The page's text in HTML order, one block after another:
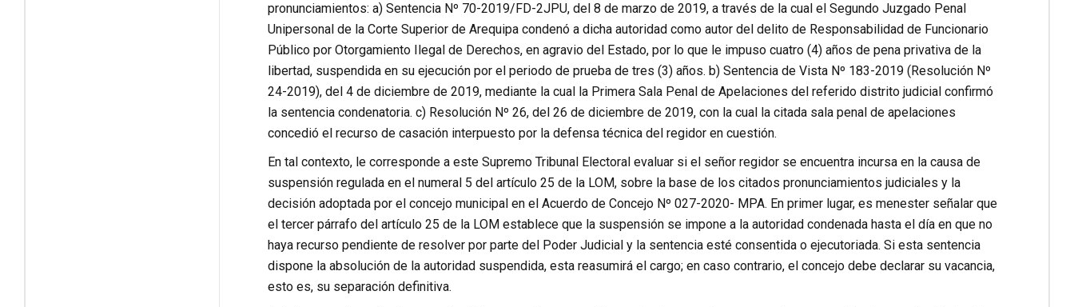
pronunciamientos: a) Sentencia Nº 70-2019/FD-2JPU, del 8 de marzo de 2019, a través de la cual el Segundo Juzgado Penal
Unipersonal de la Corte Superior de Arequipa condenó a dicha autoridad como autor del delito de Responsabilidad de Funcionario
Público por Otorgamiento Ilegal de Derechos, en agravio del Estado, por lo que le impuso cuatro (4) años de pena privativa de la
libertad, suspendida en su ejecución por el periodo de prueba de tres (3) años. b) Sentencia de Vista Nº 183-2019 (Resolución Nº
24-2019), del 4 de diciembre de 2019, mediante la cual la Primera Sala Penal de Apelaciones del referido distrito judicial confirmó
la sentencia condenatoria. c) Resolución Nº 26, del 26 de diciembre de 2019, con la cual la citada sala penal de apelaciones
concedió el recurso de casación interpuesto por la defensa técnica del regidor en cuestión.
En tal contexto, le corresponde a este Supremo Tribunal Electoral evaluar si el señor regidor se encuentra incursa en la causa de
suspensión regulada en el numeral 5 del artículo 25 de la LOM, sobre la base de los citados pronunciamientos judiciales y la
decisión adoptada por el concejo municipal en el Acuerdo de Concejo Nº 027-2020- MPA. En primer lugar, es menester señalar que
el tercer párrafo del artículo 25 de la LOM establece que la suspensión se impone a la autoridad condenada hasta el día en que no
haya recurso pendiente de resolver por parte del Poder Judicial y la sentencia esté consentida o ejecutoriada. Si esta sentencia
dispone la absolución de la autoridad suspendida, esta reasumirá el cargo; en caso contrario, el concejo debe declarar su vacancia,
esto es, su separación definitiva.